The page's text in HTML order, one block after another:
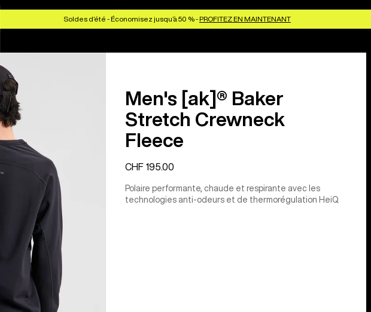
Soldes d’été - Économisez jusqu’à 50 % -PROFITEZ EN MAINTENANT
Men's [ak]® Baker
Stretch Crewneck
Fleece
CHF 195.00
Polaire performante, chaude et respirante avec les
technologies anti-odeurs et de thermorégulation HeiQ.